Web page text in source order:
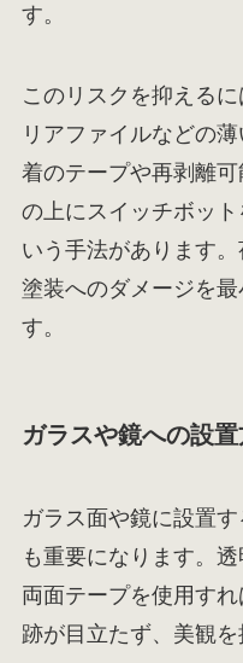
す。
このリスクを抑える
リアファイルなどの
着のテープや再剥離
の上にスイッチボッ
いう手法があります。
塗装へのダメージを
す。
ガラスや鏡への設
ガラス面や鏡に設置
も重要になります。
両面テープを使用す
跡が目立たず、美観を